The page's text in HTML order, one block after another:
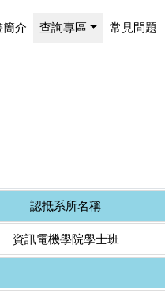
簡介 查詢專區 常見問題
認抵系所名稱
資訊電機學院學士班